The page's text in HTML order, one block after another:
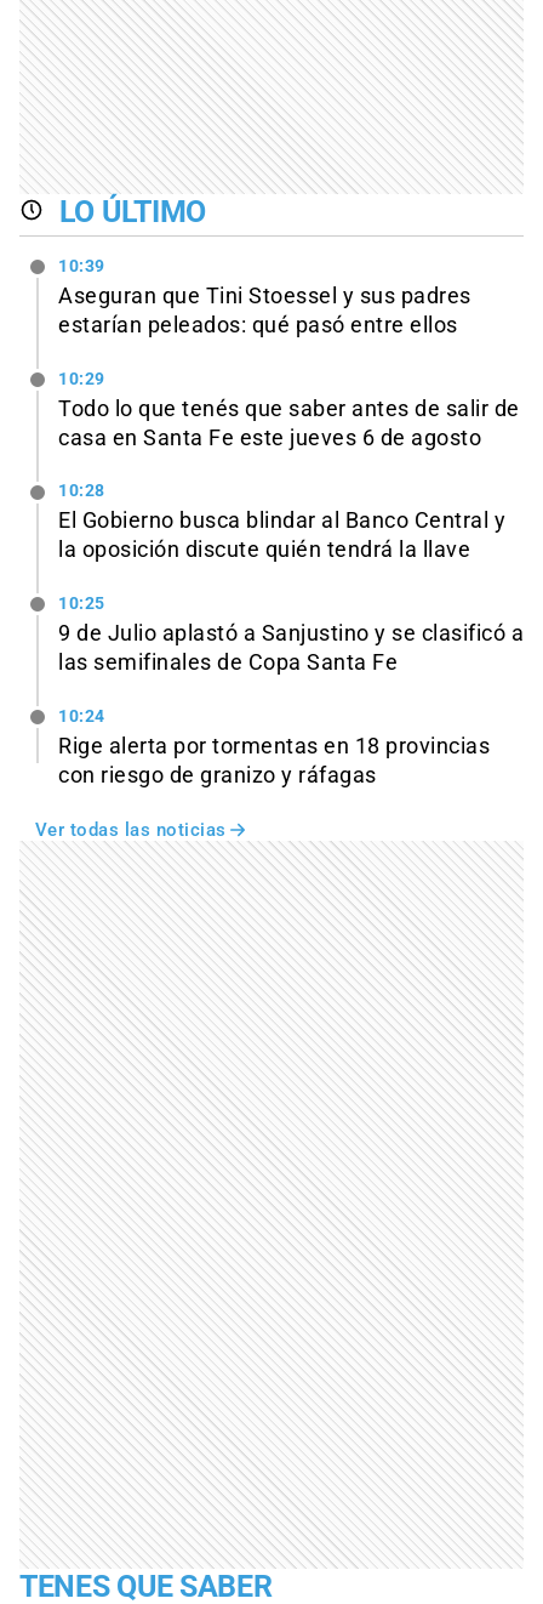
LO ÚLTIMO
10:39
Aseguran que Tini Stoessel y sus padres
estarían peleados: qué pasó entre ellos
10:29
Todo lo que tenés que saber antes de salir de
casa en Santa Fe este jueves 6 de agosto
10:28
El Gobierno busca blindar al Banco Central y
la oposición discute quién tendrá la llave
10:25
9 de Julio aplastó a Sanjustino y se clasificó a
las semifinales de Copa Santa Fe
10:24
Rige alerta por tormentas en 18 provincias
con riesgo de granizo y ráfagas
Ver todas las noticias
TENES QUE SABER